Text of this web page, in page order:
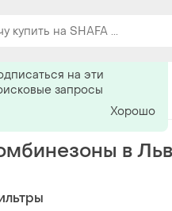
Сделано в Украине
в
на эти
запросы
Хорошо